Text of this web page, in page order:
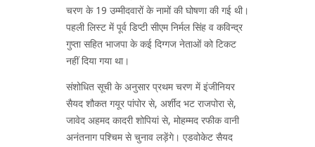
चरण के 19 उम्मीदवारों के नामों की घोषणा की गई थी।
पहली लिस्ट में पूर्व डिप्टी सीएम निर्मल सिंह व कविन्द्र
गुप्ता सहित भाजपा के कई दिग्गज नेताओं को टिकट
नहीं दिया गया था।
संशोधित सूची के अनुसार प्रथम चरण में इंजीनियर
सैयद शौकत गयूर पांपोर से, अर्शीद भट राजपोरा से,
जावेद अहमद कादरी शोपियां से, मोहम्मद रफीक वानी
अनंतनाग पश्चिम से चुनाव लड़ेंगे। एडवोकेट सैयद